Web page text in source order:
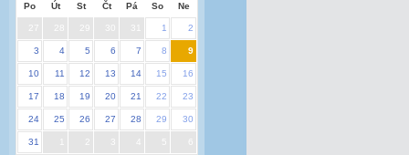
Po Út St Čt Pá So Ne
27 29 30 31 1 2
3 4 5 6 7 8 9
10 11 12 13 14 15 16
17 18 19 20 21 22 23
24 25 26 27 28 29 30
31 3 5